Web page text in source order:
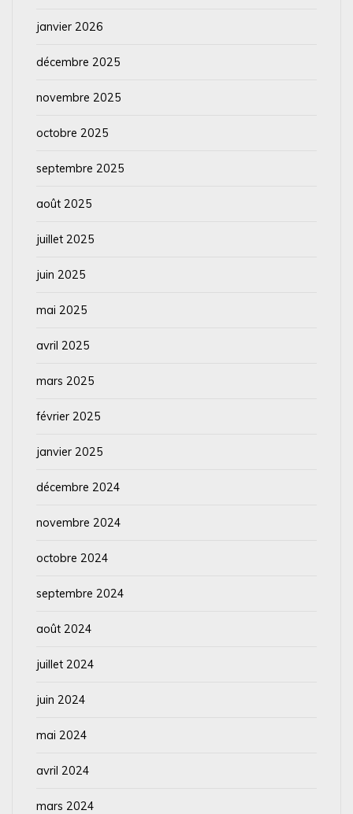
janvier 2026
décembre 2025
novembre 2025
octobre 2025
septembre 2025
août 2025
juillet 2025
juin 2025
mai 2025
avril 2025
mars 2025
février 2025
janvier 2025
décembre 2024
novembre 2024
octobre 2024
septembre 2024
août 2024
juillet 2024
juin 2024
mai 2024
avril 2024
mars 2024